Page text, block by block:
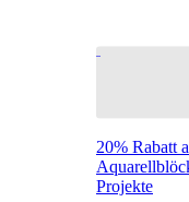
20% Rabatt
Projekte